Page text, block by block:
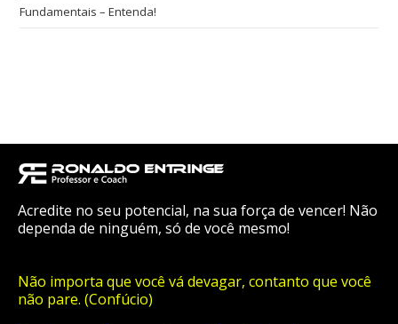
Fundamentais – Entenda!
Acredite no seu potencial, na sua força de vencer! Não
dependa de ninguém, só de você mesmo!
Não importa que você vá devagar, contanto que você
não pare. (Confúcio)